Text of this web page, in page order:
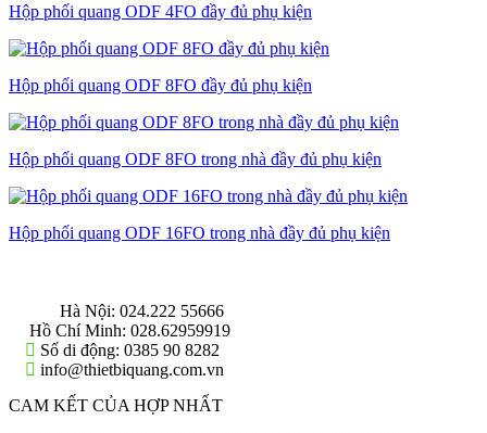
Hộp phối quang ODF 4FO đầy đủ phụ kiện
Hộp phối quang ODF 8FO đầy đủ phụ kiện
Hộp phối quang ODF 8FO trong nhà đầy đủ phụ kiện
Hộp phối quang ODF 16FO trong nhà đầy đủ phụ kiện
Hà Nội: 024.222 55666
Hồ Chí Minh: 028.62959919
Số di động: 0385 90 8282
info@thietbiquang.com.vn
CAM KẾT CỦA HỢP NHẤT